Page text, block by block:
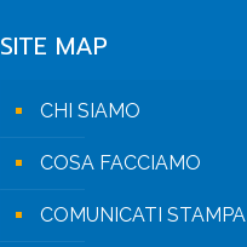
SITE MAP
CHI SIAMO
COSA FACCIAMO
COMUNICATI STAMPA